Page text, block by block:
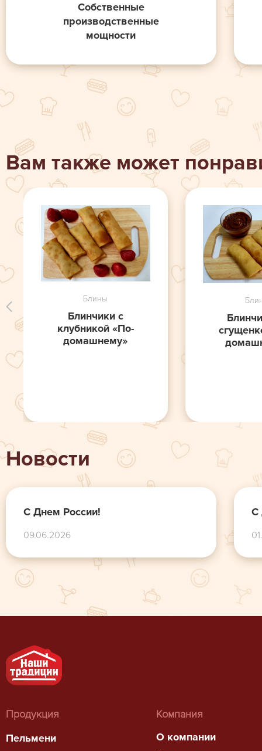
Собственные
производственные
мощности
Вам также может
Блины
Блинчики с
клубникой «По-
домашнему»
Новости
С Днем России!
09.06.2026
С
Продукция
Пельмени
Компания
О компании